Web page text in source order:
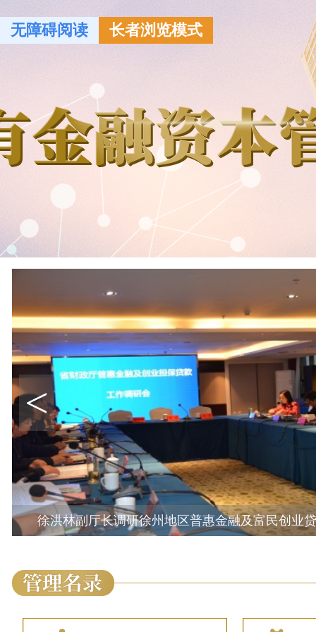
无障碍阅读 长者浏览模式
徐洪林副厅长调研徐州地区普惠金融及富民创业
<